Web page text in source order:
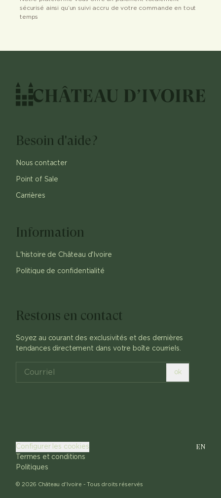
sécurisé ainsi qu’un suivi accru de votre commande en tout
temps
Besoin d'aide?
Nous contacter
Point of Sale
Carrières
Information
L'histoire de Château d'Ivoire
Politique de confidentialité
Restons en contact
Soyez au courant des exclusivités et des dernières
tendances directement dans votre boîte courriels.
ok
© 2026 Château d'Ivoire - Tous droits réservés
Configurer les cookies
Termes et conditions
Politiques
EN